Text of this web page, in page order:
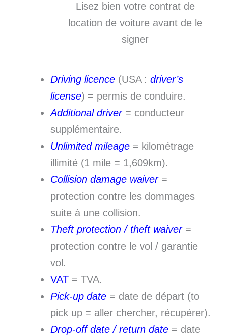
Lisez bien votre contrat de
location de voiture avant de le
signer
Driving licence (USA : driver’s
license) = permis de conduire.
Additional driver = conducteur
supplémentaire.
Unlimited mileage = kilométrage
illimité (1 mile = 1,609km).
Collision damage waiver =
protection contre les dommages
suite à une collision.
Theft protection / theft waiver =
protection contre le vol / garantie
vol.
VAT = TVA.
Pick-up date = date de départ (to
pick up = aller chercher, récupérer).
Drop-off date / return date = date